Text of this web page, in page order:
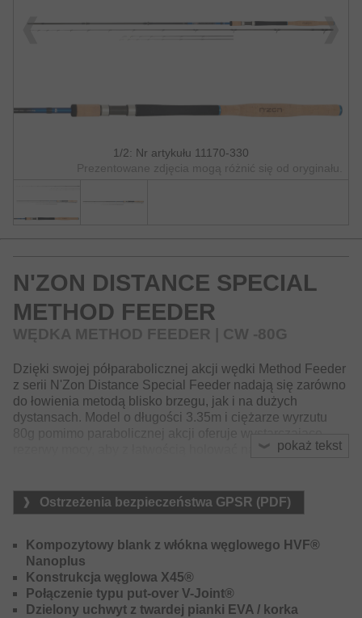
1/2: Nr artykułu 11170-330
Prezentowane zdjęcia mogą różnić się od oryginału.
N'ZON DISTANCE SPECIAL
METHOD FEEDER
WĘDKA METHOD FEEDER | CW -80G
pokaż tekst
Dzięki swojej półparabolicznej akcji wędki Method Feeder
z serii N'Zon Distance Special Feeder nadają się zarówno
do łowienia metodą blisko brzegu, jak i na dużych
dystansach. Model o długości 3.35m i ciężarze wyrzutu
rezerwy mocy, aby z łatwością holować nawet największe
Konstrukcja blanku X45 w połączeniu z ekskluzywnymi
technologiami produkcji wędzisk DAIWA, takimi jak
odkształcenia wędkę o wysokiej sprężystości – idealną do
oddawania długich i celnych rzutów. Podczas walki
wszystkie nagłe zrywy i ucieczki ryby są bez wysiłku
amortyzowane, a ryzyko strat przy użyciu cienkich żyłek
lub plecionek jest znacznie zmniejszone.
Ostrzeżenia bezpieczeństwa GPSR (PDF)
Kompozytowy blank z włókna węglowego HVF®
Nanoplus
Konstrukcja węglowa X45®
Połączenie typu put-over V-Joint®
Dzielony uchwyt z twardej pianki EVA / korka